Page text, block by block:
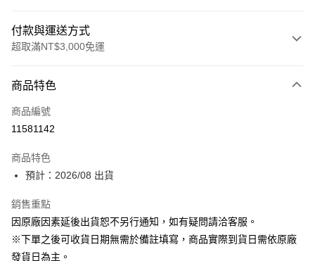
付款與運送方式
超取滿NT$3,000免運
信用卡一次付款
超商取貨付款
ATM付款
運送方式
預購-全家取貨付款(舊)
商品特色
商品編號
11581142
商品特色
預計：2026/08 出貨
銷售重點
因原廠因素延後出貨恕不另行通知，如有疑問請洽客服。
※下單之後可收貨日期無需於備註填寫，商品實際到貨日需依原廠
發貨日為主。